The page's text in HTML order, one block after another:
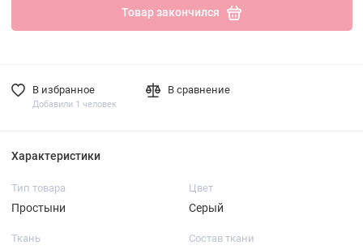
Товар закончился
В избранное
Добавили 1 человек
В сравнение
Характеристики
Тип товара
Простыни
Цвет
Серый
Ткань Состав ткани